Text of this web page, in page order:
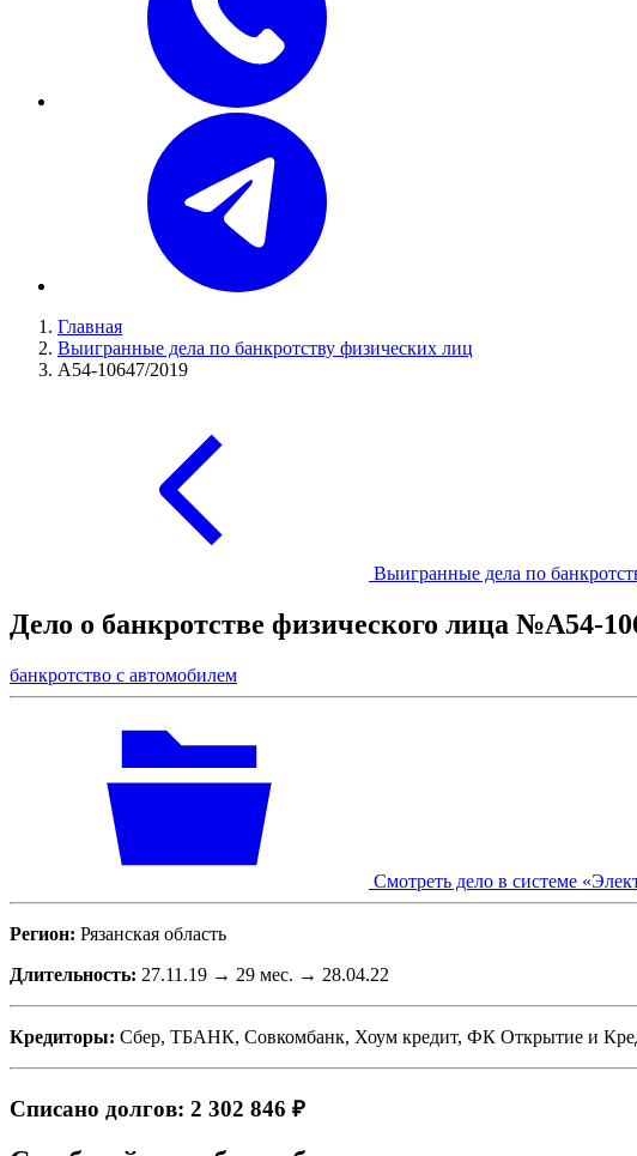
Главная
Выигранные дела по банкротству физических лиц
А54-10647/2019
Выигранные дела по
Дело о банкротстве физического лица №А54-
банкротство с автомобилем
Смотреть дело в системе
Регион: Рязанская область
Длительность: 27.11.19 → 29 мес. → 28.04.22
Кредиторы: Сбер, ТБАНК, Совкомбанк, Хоум кредит, ФК Открытие и
Списано долгов: 2 302 846 ₽